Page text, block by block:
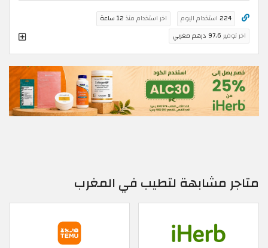
224 استخدام اليوم اخر استخدام منذ 12 ساعة
اخر توفير 97.6 درهم مغربي
متاجر مشابهة لتطيب في المغرب